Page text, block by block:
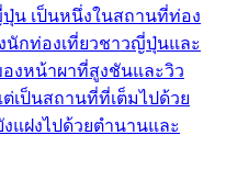
น เป็นหนึ่งในสถานที่ท่อง
นักท่องเที่ยวชาวญี่ปุ่นและ
งหน้าผาที่สูงชันและวิว
เป็นสถานที่ที่เต็มไปด้วย
แฝงไปด้วยตำนานและ